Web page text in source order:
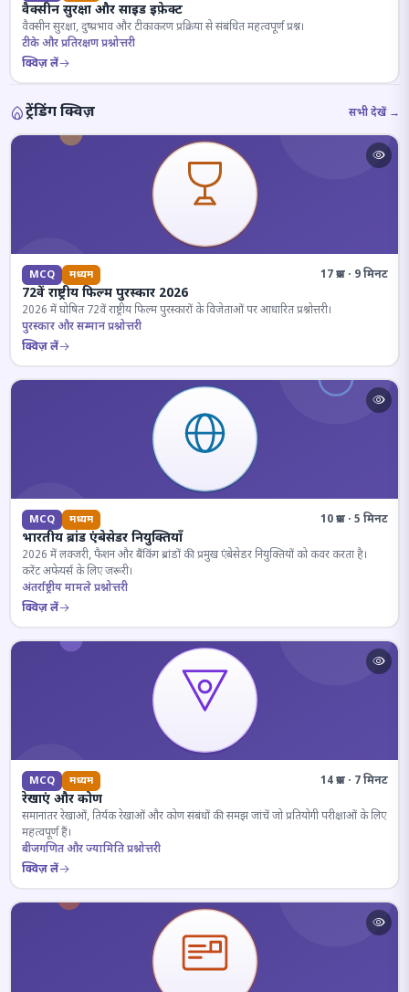
वैक्सीन सुरक्षा और साइड इफ़ेक्ट
वैक्सीन सुरक्षा, दुष्प्रभाव और टीकाकरण प्रक्रिया से संबंधित महत्वपूर्ण प्रश्न।
टीके और प्रतिरक्षण प्रश्नोत्तरी
क्विज़ लें
ट्रेंडिंग क्विज़ सभी देखें →
MCQ मध्यम 17 प्रश्न · 9 मिनट
72वें राष्ट्रीय फिल्म पुरस्कार 2026
2026 में घोषित 72वें राष्ट्रीय फिल्म पुरस्कारों के विजेताओं पर आधारित प्रश्नोत्तरी।
पुरस्कार और सम्मान प्रश्नोत्तरी
क्विज़ लें
MCQ मध्यम 10 प्रश्न · 5 मिनट
भारतीय ब्रांड एंबेसेडर नियुक्तियाँ
2026 में लक्जरी, फैशन और बैंकिंग ब्रांडों की प्रमुख एंबेसेडर नियुक्तियों को कवर करता है।
करेंट अफेयर्स के लिए जरूरी।
अंतर्राष्ट्रीय मामले प्रश्नोत्तरी
क्विज़ लें
MCQ मध्यम 14 प्रश्न · 7 मिनट
रेखाएं और कोण
समानांतर रेखाओं, तिर्यक रेखाओं और कोण संबंधों की समझ जांचें जो प्रतियोगी परीक्षाओं के लिए
महत्वपूर्ण हैं।
बीजगणित और ज्यामिति प्रश्नोत्तरी
क्विज़ लें